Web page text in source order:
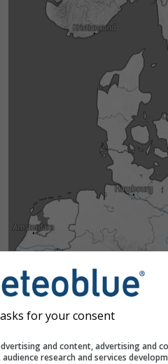
asks for your consent
and content, advertising and
research and services